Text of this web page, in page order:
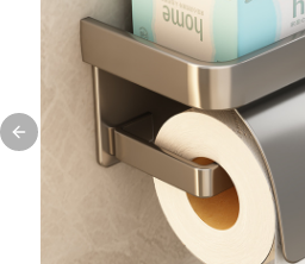
Previous slide